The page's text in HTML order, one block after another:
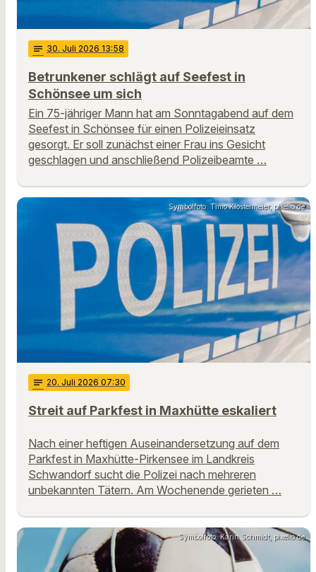
notes 30. Juli 2026 13:58
Betrunkener schlägt auf Seefest in
Schönsee um sich
Ein 75-jähriger Mann hat am Sonntagabend auf dem
Seefest in Schönsee für einen Polizeieinsatz
gesorgt. Er soll zunächst einer Frau ins Gesicht
geschlagen und anschließend Polizeibeamte …
Symbolfoto: Timo Klostermeier, pixelio.de
notes 20. Juli 2026 07:30
Streit auf Parkfest in Maxhütte eskaliert
Nach einer heftigen Auseinandersetzung auf dem
Parkfest in Maxhütte-Pirkensee im Landkreis
Schwandorf sucht die Polizei nach mehreren
unbekannten Tätern. Am Wochenende gerieten …
Symbolfoto: Karin Schmidt, pixelio.de